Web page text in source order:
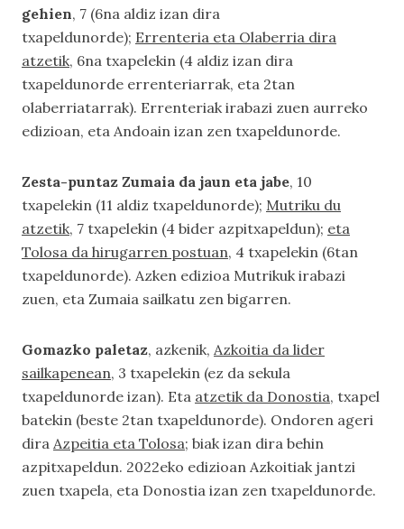
gehien, 7 (6na aldiz izan dira
txapeldunorde); Errenteria eta Olaberria dira
atzetik, 6na txapelekin (4 aldiz izan dira
txapeldunorde errenteriarrak, eta 2tan
olaberriatarrak). Errenteriak irabazi zuen aurreko
edizioan, eta Andoain izan zen txapeldunorde.
Zesta-puntaz Zumaia da jaun eta jabe, 10
txapelekin (11 aldiz txapeldunorde); Mutriku du
atzetik, 7 txapelekin (4 bider azpitxapeldun); eta
Tolosa da hirugarren postuan, 4 txapelekin (6tan
txapeldunorde). Azken edizioa Mutrikuk irabazi
zuen, eta Zumaia sailkatu zen bigarren.
Gomazko paletaz, azkenik, Azkoitia da lider
sailkapenean, 3 txapelekin (ez da sekula
txapeldunorde izan). Eta atzetik da Donostia, txapel
batekin (beste 2tan txapeldunorde). Ondoren ageri
dira Azpeitia eta Tolosa; biak izan dira behin
azpitxapeldun. 2022eko edizioan Azkoitiak jantzi
zuen txapela, eta Donostia izan zen txapeldunorde.